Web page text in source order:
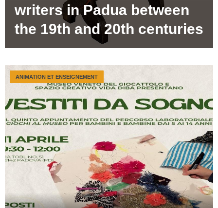
writers in Padua between
the 19th and 20th centuries
ANIMATION ET ENSEIGNEMENT